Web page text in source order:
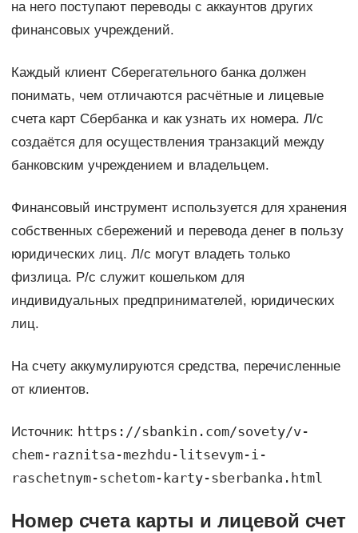
на него поступают переводы с аккаунтов других
финансовых учреждений.
Каждый клиент Сберегательного банка должен
понимать, чем отличаются расчётные и лицевые
счета карт Сбербанка и как узнать их номера. Л/с
создаётся для осуществления транзакций между
банковским учреждением и владельцем.
Финансовый инструмент используется для хранения
собственных сбережений и перевода денег в пользу
юридических лиц. Л/с могут владеть только
физлица. Р/с служит кошельком для
индивидуальных предпринимателей, юридических
лиц.
На счету аккумулируются средства, перечисленные
от клиентов.
Источник: https://sbankin.com/sovety/v-
chem-raznitsa-mezhdu-litsevym-i-
raschetnym-schetom-karty-sberbanka.html
Номер счета карты и лицевой счет